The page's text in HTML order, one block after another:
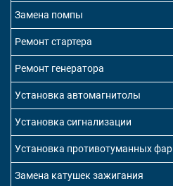
Замена помпы
Ремонт стартера
Ремонт генератора
Установка автомагнитолы
Установка сигнализации
Установка противотуманных фар
Замена катушек зажигания